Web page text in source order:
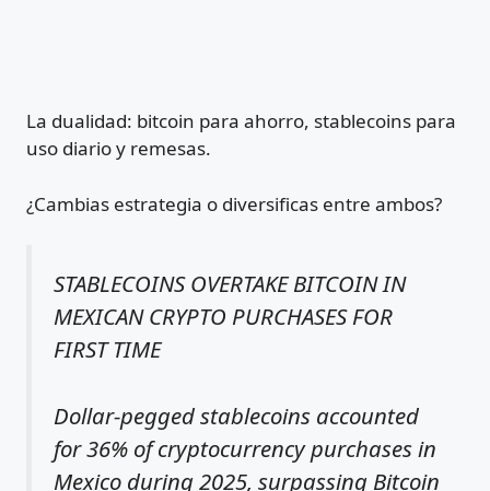
La dualidad: bitcoin para ahorro, stablecoins para
uso diario y remesas.
¿Cambias estrategia o diversificas entre ambos?
STABLECOINS OVERTAKE BITCOIN IN
MEXICAN CRYPTO PURCHASES FOR
FIRST TIME
Dollar-pegged stablecoins accounted
for 36% of cryptocurrency purchases in
Mexico during 2025, surpassing Bitcoin